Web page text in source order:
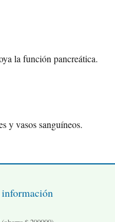
la función pancreática.
y vasos sanguíneos.